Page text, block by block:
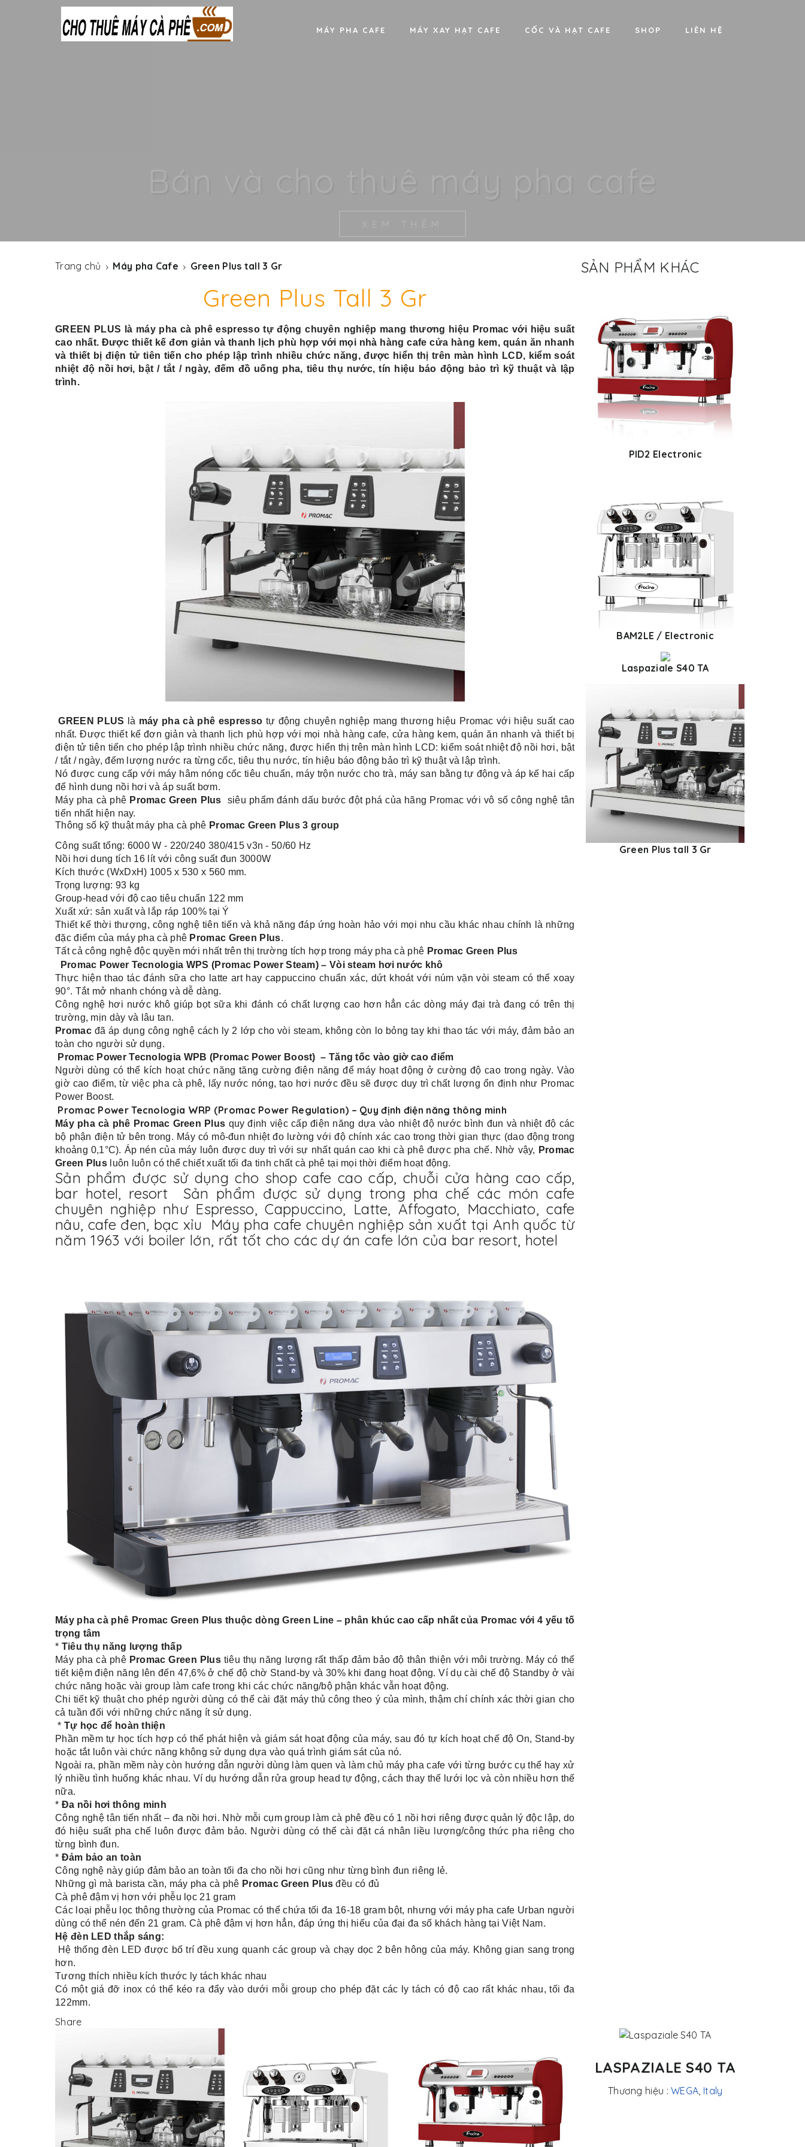
MÁY PHA CAFE MÁY XAY HẠT CAFE CỐC VÀ HẠT CAFE SHOP LIÊN HỆ
VUAKEM cung cấp nguyên liệu cao cấp nhập khẩu Italy
Trang chủ Máy pha Cafe Green Plus tall 3 Gr
Green Plus Tall 3 Gr
GREEN PLUS là máy pha cà phê espressotự động chuyên nghiệp mang thương hiệu Promac với hiệu suất
cao nhất. Được thiết kế đơn giản và thanh lịch phù hợp với mọi nhà hàng cafe cửa hàng kem, quán ăn nhanh
và thiết bị điện tử tiên tiến cho phép lập trình nhiều chức năng, được hiển thị trên màn hình LCD, kiểm soát
nhiệt độ nồi hơi, bật / tắt / ngày, đếm đồ uống pha, tiêu thụ nước, tín hiệu báo động bảo trì kỹ thuật và lập
trình.
GREEN PLUS là máy pha cà phê espresso tự động chuyên nghiệp mang thương hiệu Promac với hiệu suất cao
nhất. Được thiết kế đơn giản và thanh lịch phù hợp với mọi nhà hàng cafe, cửa hàng kem, quán ăn nhanh và thiết bị
điện tử tiên tiến cho phép lập trình nhiều chức năng, được hiển thị trên màn hình LCD: kiểm soát nhiệt độ nồi hơi, bật
/ tắt / ngày, đếm lượng nước ra từng cốc, tiêu thụ nước, tín hiệu báo động bảo trì kỹ thuật và lập trình.
Nó được cung cấp với máy hâm nóng cốc tiêu chuẩn, máy trộn nước cho trà, máy san bằng tự động và áp kế hai cấp
để hình dung nồi hơi và áp suất bơm.
Máy pha cà phê Promac Green Plus siêu phẩm đánh dấu bước đột phá của hãng Promac với vô số công nghệ tân
tiến nhất hiện nay.
Thông số kỹ thuật máy pha cà phê Promac Green Plus 3 group
Công suất tổng: 6000 W - 220/240 380/415 v3n - 50/60 Hz
Nồi hơi dung tích 16 lít với công suất đun 3000W
Kích thước (WxDxH) 1005 x 530 x 560 mm.
Trọng lượng: 93 kg
Group-head với độ cao tiêu chuẩn 122 mm
Xuất xứ: sản xuất và lắp ráp 100% tại Ý
Thiết kế thời thượng, công nghệ tiên tiến và khả năng đáp ứng hoàn hảo với mọi nhu cầu khác nhau chính là những
đặc điểm của máy pha cà phê Promac Green Plus.
Tất cả công nghệ độc quyền mới nhất trên thị trường tích hợp trong máy pha cà phê Promac Green Plus
Promac Power Tecnologia WPS (Promac Power Steam) – Vòi steam hơi nước khô
Thực hiện thao tác đánh sữa cho latte art hay cappuccino chuẩn xác, dứt khoát với núm vặn vòi steam có thể xoay
90°. Tắt mở nhanh chóng và dễ dàng.
Công nghệ hơi nước khô giúp bọt sữa khi đánh có chất lượng cao hơn hẳn các dòng máy đại trà đang có trên thị
trường, mịn dày và lâu tan.
Promac đã áp dụng công nghệ cách ly 2 lớp cho vòi steam, không còn lo bỏng tay khi thao tác với máy, đảm bảo an
toàn cho người sử dụng.
Promac Power Tecnologia WPB (Promac Power Boost) – Tăng tốc vào giờ cao điểm
Người dùng có thể kích hoạt chức năng tăng cường điện năng để máy hoạt động ở cường độ cao trong ngày. Vào
giờ cao điểm, từ việc pha cà phê, lấy nước nóng, tạo hơi nước đều sẽ được duy trì chất lượng ổn định như Promac
Power Boost.
Promac Power Tecnologia WRP (Promac Power Regulation) – Quy định điện năng thông minh
Máy pha cà phê Promac Green Plus quy định việc cấp điện năng dựa vào nhiệt độ nước bình đun và nhiệt độ các
bộ phận điện tử bên trong. Máy có mô-đun nhiệt đo lường với độ chính xác cao trong thời gian thực (dao động trong
khoảng 0,1°C). Áp nén của máy luôn được duy trì với sự nhất quán cao khi cà phê được pha chế. Nhờ vậy, Promac
Green Plus luôn luôn có thể chiết xuất tối đa tinh chất cà phê tại mọi thời điểm hoạt động.
Sản phẩm được sử dụng cho shop cafe cao cấp, chuỗi cửa hàng cao cấp,
bar hotel, resort Sản phẩm được sử dụng trong pha chế các món cafe
chuyên nghiệp như Espresso, Cappuccino, Latte, Affogato, Macchiato, cafe
nâu, cafe đen, bạc xỉu Máy pha cafe chuyên nghiệp sản xuất tại Anh quốc từ
năm 1963 với boiler lớn, rất tốt cho các dự án cafe lớn của bar resort, hotel
Máy pha cà phê Promac Green Plus thuộc dòng Green Line – phân khúc cao cấp nhất của Promac với 4 yếu tố
trọng tâm
* Tiêu thụ năng lượng thấp
Máy pha cà phê Promac Green Plustiêu thụ năng lượng rất thấp đảm bảo độ thân thiện với môi trường. Máy có thể
tiết kiệm điện năng lên đến 47,6% ở chế độ chờ Stand-by và 30% khi đang hoạt động. Ví dụ cài chế độ Standby ở vài
chức năng hoặc vài group làm cafe trong khi các chức năng/bộ phận khác vẫn hoạt động.
Chi tiết kỹ thuật cho phép người dùng có thể cài đặt máy thủ công theo ý của mình, thậm chí chính xác thời gian cho
cả tuần đối với những chức năng ít sử dụng.
* Tự học để hoàn thiện
Phần mềm tự học tích hợp có thể phát hiện và giám sát hoạt động của máy, sau đó tự kích hoạt chế độ On, Stand-by
hoặc tắt luôn vài chức năng không sử dụng dựa vào quá trình giám sát của nó.
Ngoài ra, phần mềm này còn hướng dẫn người dùng làm quen và làm chủ máy pha cafe với từng bước cụ thể hay xử
lý nhiều tình huống khác nhau. Ví dụ hướng dẫn rửa group head tự động, cách thay thế lưới lọc và còn nhiều hơn thế
nữa.
* Đa nồi hơi thông minh
Công nghệ tân tiến nhất – đa nồi hơi. Nhờ mỗi cụm group làm cà phê đều có 1 nồi hơi riêng được quản lý độc lập, do
đó hiệu suất pha chế luôn được đảm bảo. Người dùng có thể cài đặt cá nhân liều lượng/công thức pha riêng cho
từng bình đun.
* Đảm bảo an toàn
Công nghệ này giúp đảm bảo an toàn tối đa cho nồi hơi cũng như từng bình đun riêng lẻ.
Những gì mà barista cần, máy pha cà phê Promac Green Plusđều có đủ
Cà phê đậm vị hơn với phễu lọc 21 gram
Các loại phễu lọc thông thường của Promac có thể chứa tối đa 16-18 gram bột, nhưng với máy pha cafe Urban người
dùng có thể nén đến 21 gram. Cà phê đậm vị hơn hẳn, đáp ứng thị hiếu của đại đa số khách hàng tại Việt Nam.
Hệ đèn LED thắp sáng:
Hệ thống đèn LED được bố trí đều xung quanh các group và chạy dọc 2 bên hông của máy. Không gian sang trọng
hơn.
Tương thích nhiều kích thước ly tách khác nhau
Có một giá đỡ inox có thể kéo ra đẩy vào dưới mỗi group cho phép đặt các ly tách có độ cao rất khác nhau, tối đa
122mm.
Share
SẢN PHẨM KHÁC
PID2 Electronic
BAM2LE / Electronic
Laspaziale S40 TA
Green Plus tall 3 Gr
LASPAZIALE S40 TA
Thương hiệu :WEGA, Italy